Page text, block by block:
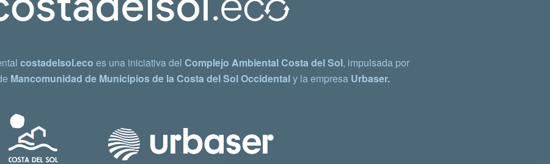
costadelsol.eco es una iniciativa del Complejo Ambiental Costa del Sol, impulsada por
Mancomunidad de Municipios de la Costa del Sol Occidentaly la empresa Urbaser.